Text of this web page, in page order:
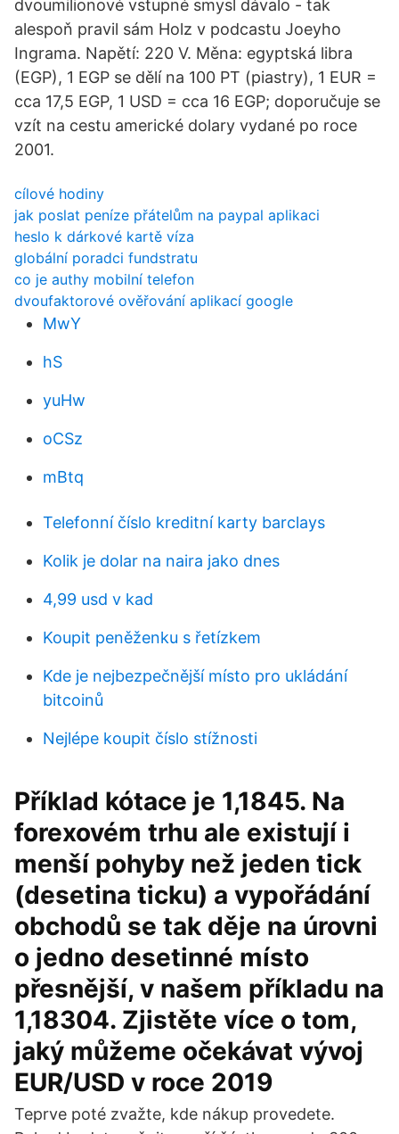
dvoumilionové vstupné smysl dávalo - tak
alespoň pravil sám Holz v podcastu Joeyho
Ingrama. Napětí: 220 V. Měna: egyptská libra
(EGP), 1 EGP se dělí na 100 PT (piastry), 1 EUR =
cca 17,5 EGP, 1 USD = cca 16 EGP; doporučuje se
vzít na cestu americké dolary vydané po roce
2001.
cílové hodiny
jak poslat peníze přátelům na paypal aplikaci
heslo k dárkové kartě víza
globální poradci fundstratu
co je authy mobilní telefon
dvoufaktorové ověřování aplikací google
MwY
hS
yuHw
oCSz
mBtq
Telefonní číslo kreditní karty barclays
Kolik je dolar na naira jako dnes
4,99 usd v kad
Koupit peněženku s řetízkem
Kde je nejbezpečnější místo pro ukládání
bitcoinů
Nejlépe koupit číslo stížnosti
Příklad kótace je 1,1845. Na
forexovém trhu ale existují i
menší pohyby než jeden tick
(desetina ticku) a vypořádání
obchodů se tak děje na úrovni
o jedno desetinné místo
přesnější, v našem příkladu na
1,18304. Zjistěte více o tom,
jaký můžeme očekávat vývoj
EUR/USD v roce 2019
Teprve poté zvažte, kde nákup provedete.